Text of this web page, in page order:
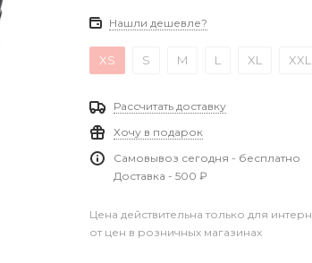
Нашли дешевле?
XS S M L XL XXL
Рассчитать доставку
Хочу в подарок
Самовывоз сегодня - бесплатно
Доставка - 500 ₽
Цена действительна только для
от цен в розничных магазинах